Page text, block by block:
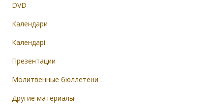
DVD
Календари
Календарі
Презентации
Молитвенные бюллетени
Другие материалы